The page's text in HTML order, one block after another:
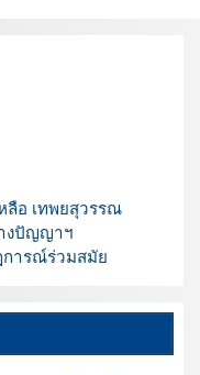
ลือ เทพยสุวรรณ
งปัญญาฯ
การณ์ร่วมสมัย